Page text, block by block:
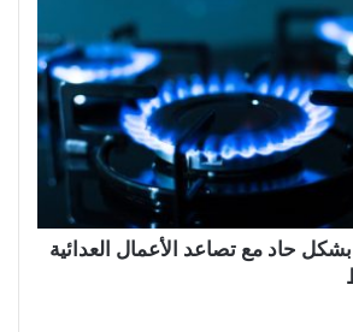
بشكل حاد مع تصاعد الأعمال العدائية